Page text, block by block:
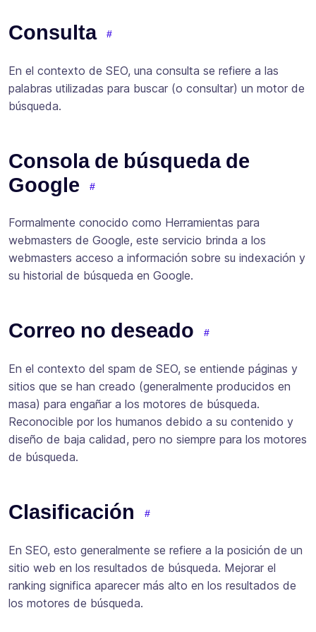
Consulta
En el contexto de SEO, una consulta se refiere a las
palabras utilizadas para buscar (o consultar) un motor de
búsqueda.
Consola de búsqueda de
Google
Formalmente conocido como Herramientas para
webmasters de Google, este servicio brinda a los
webmasters acceso a información sobre su indexación y
su historial de búsqueda en Google.
Correo no deseado
En el contexto del spam de SEO, se entiende páginas y
sitios que se han creado (generalmente producidos en
masa) para engañar a los motores de búsqueda.
Reconocible por los humanos debido a su contenido y
diseño de baja calidad, pero no siempre para los motores
de búsqueda.
Clasificación
En SEO, esto generalmente se refiere a la posición de un
sitio web en los resultados de búsqueda. Mejorar el
ranking significa aparecer más alto en los resultados de
los motores de búsqueda.